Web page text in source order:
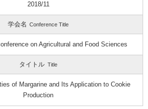
2018/11
学会名 Conference Title
on Agricultural and Food Sciences
タイトル Title
of Margarine and Its Application to Cookie
Production